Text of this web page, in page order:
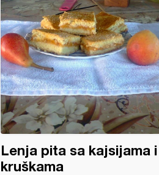
Lenja pita sa kajsijama i
kruškama